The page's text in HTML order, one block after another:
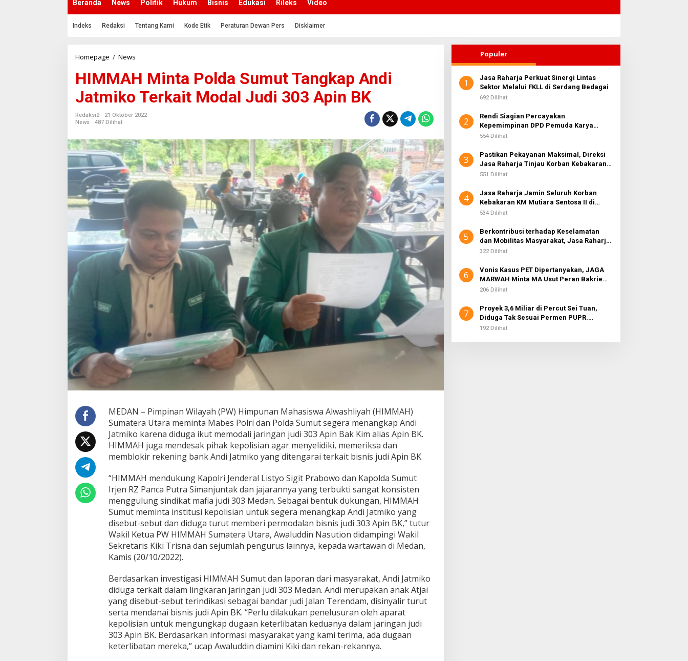
Beranda News Politik Hukum Bisnis Edukasi Rileks Video
Indeks Redaksi Tentang Kami Kode Etik Peraturan Dewan Pers Disklaimer
Homepage / News
M
M
M
t
a
P
o
l
d
m
a
n
g
d
i
J
t
i
o
T
e
r
k
a
i
M
o
d
a
l
J
u
d
i
3
A
p
i
n
B
K
HIMMAH Minta Polda Sumut Tangkap Andi
Jatmiko Terkait Modal Judi 303 Apin BK
Redaksi2
21 Oktober 2022
News
487 Dilihat
MEDAN – Pimpinan Wilayah (PW) Himpunan Mahasiswa Alwashliyah (HIMMAH)
Sumatera Utara meminta Mabes Polri dan Polda Sumut segera menangkap Andi
Jatmiko karena diduga ikut memodali jaringan judi 303 Apin Bak Kim alias Apin BK.
HIMMAH juga mendesak pihak kepolisian agar menyelidiki, memeriksa dan
memblokir rekening bank Andi Jatmiko yang ditengarai terkait bisnis judi Apin BK.
“HIMMAH mendukung Kapolri Jenderal Listyo Sigit Prabowo dan Kapolda Sumut
Irjen RZ Panca Putra Simanjuntak dan jajarannya yang terbukti sangat konsisten
menggulung sindikat mafia judi 303 Medan. Sebagai bentuk dukungan, HIMMAH
Sumut meminta institusi kepolisian untuk segera menangkap Andi Jatmiko yang
disebut-sebut dan diduga turut memberi permodalan bisnis judi 303 Apin BK,” tutur
Wakil Ketua PW HIMMAH Sumatera Utara, Awaluddin Nasution didampingi Wakil
Sekretaris Kiki Trisna dan sejumlah pengurus lainnya, kepada wartawan di Medan,
Kamis (20/10/2022).
Berdasarkan investigasi HIMMAH Sumut dan laporan dari masyarakat, Andi Jatmiko
diduga terkait dalam lingkaran jaringan judi 303 Medan. Andi merupakan anak Atjai
yang disebut-sebut terindikasi sebagai bandar judi Jalan Terendam, disinyalir turut
serta mendanai bisnis judi Apin BK. “Perlu dilakukan penelusuran oleh aparat
kepolisian untuk mengungkap dugaan keterlibatan keduanya dalam jaringan judi
303 Apin BK. Berdasarkan informasi masyarakat yang kami terima, ada dugaan
keterlibatan mereka,” ucap Awaluddin diamini Kiki dan rekan-rekannya.
Populer
1
Jasa Raharja Perkuat Sinergi Lintas
Sektor Melalui FKLL di Serdang Bedagai
692 Dilihat
2
Rendi Siagian Percayakan
Kepemimpinan DPD Pemuda Karya
Nasional Kota Medan kepada Josef
554 Dilihat
3
Pastikan Pekayanan Maksimal, Direksi
Jasa Raharja Tinjau Korban Kebakaran
KM Mutiara Sentosa II
551 Dilihat
4
Jasa Raharja Jamin Seluruh Korban
Kebakaran KM Mutiara Sentosa II di
Perairan Sumenep
534 Dilihat
5
Berkontribusi terhadap Keselamatan
dan Mobilitas Masyarakat, Jasa Raharja
Raih Penghargaan di Ajang Transportasi
322 Dilihat
6
Vonis Kasus PET Dipertanyakan, JAGA
MARWAH Minta MA Usut Peran Bakrie
Group
206 Dilihat
7
Proyek 3,6 Miliar di Percut Sei Tuan,
Diduga Tak Sesuai Permen PUPR.
Volume dan Nama Pengawas Tidak
192 Dilihat